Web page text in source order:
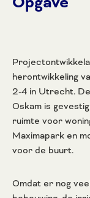
herontwikkeling
2-4 in Utrecht.
Oskam is
ruimte voor
Maximapark en
voor de buurt.
Omdat er nog